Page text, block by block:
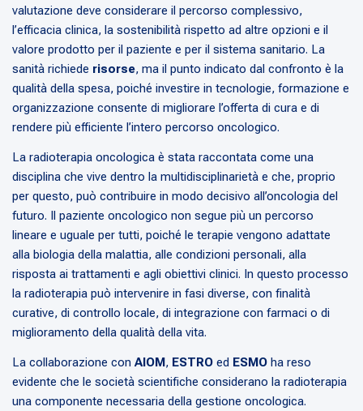
valutazione deve considerare il percorso complessivo,
l’efficacia clinica, la sostenibilità rispetto ad altre opzioni e il
valore prodotto per il paziente e per il sistema sanitario. La
sanità richiede risorse, ma il punto indicato dal confronto è la
qualità della spesa, poiché investire in tecnologie, formazione e
organizzazione consente di migliorare l’offerta di cura e di
rendere più efficiente l’intero percorso oncologico.
La radioterapia oncologica è stata raccontata come una
disciplina che vive dentro la multidisciplinarietà e che, proprio
per questo, può contribuire in modo decisivo all’oncologia del
futuro. Il paziente oncologico non segue più un percorso
lineare e uguale per tutti, poiché le terapie vengono adattate
alla biologia della malattia, alle condizioni personali, alla
risposta ai trattamenti e agli obiettivi clinici. In questo processo
la radioterapia può intervenire in fasi diverse, con finalità
curative, di controllo locale, di integrazione con farmaci o di
miglioramento della qualità della vita.
La collaborazione con AIOM, ESTRO ed ESMO ha reso
evidente che le società scientifiche considerano la radioterapia
una componente necessaria della gestione oncologica.